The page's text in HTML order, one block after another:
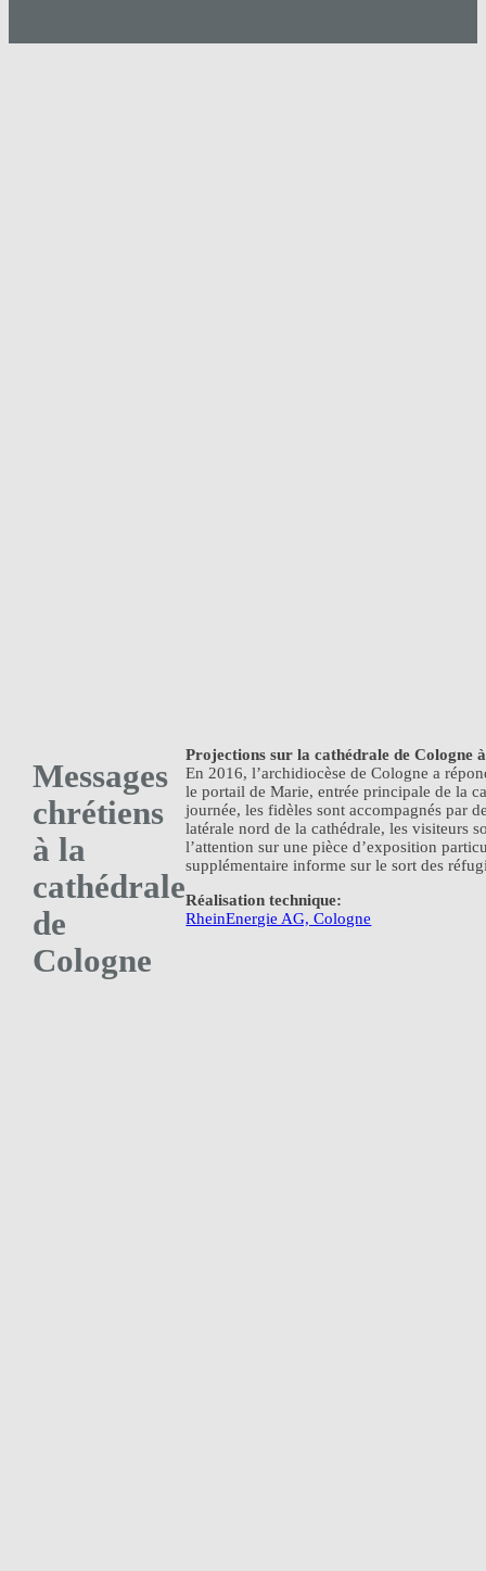
Messages
chrétiens
à la
cathédrale
de
Cologne
Projections sur la cathédrale de Cologne
En 2016, l’archidiocèse de Cologne a
le portail de Marie, entrée principale de la
journée, les fidèles sont accompagnés par
latérale nord de la cathédrale, les visiteurs
l’attention sur une pièce d’exposition
supplémentaire informe sur le sort des
Réalisation technique:
RheinEnergie AG, Cologne